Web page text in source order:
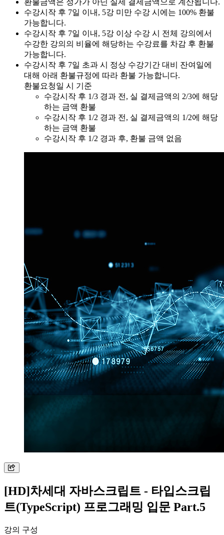
환불금액은 정가가 아닌 실제 결제금액으로 계산됩니다.
수강시작 후 7일 이내, 5강 미만 수강 시에는 100% 환불
가능합니다.
수강시작 후 7일 이내, 5강 이상 수강 시 전체 강의에서
수강한 강의의 비율에 해당하는 수강료를 차감 후 환불
가능합니다.
수강시작 후 7일 초과 시 정상 수강기간 대비 잔여일에
대해 아래 환불규정에 따라 환불 가능합니다.
환불요청일 시 기준
수강시작 후 1/3 경과 전, 실 결제금액의 2/3에 해당
하는 금액 환불
수강시작 후 1/2 경과 전, 실 결제금액의 1/2에 해당
하는 금액 환불
수강시작 후 1/2 경과 후, 환불 금액 없음
[HD]차세대 자바스크립트 - 타입스크립
트(TypeScript) 프로그래밍 입문 Part.5
강의 구성